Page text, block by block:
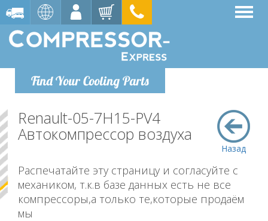
Find Your Cooling Parts
Назад
Renault-05-7H15-PV4
Автокомпрессор воздуха
Распечатайте эту страницу и согласуйте с
механиком, т.к.в базе данных есть не все
компрессоры,а только те,которые продаём
мы